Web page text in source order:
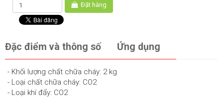
Đặt hàng
Đặc điểm và thông số Ứng dụng
- Khối lượng chất chữa cháy: 2 kg
- Loại chất chữa cháy: CO2
- Loại khí đẩy: CO2